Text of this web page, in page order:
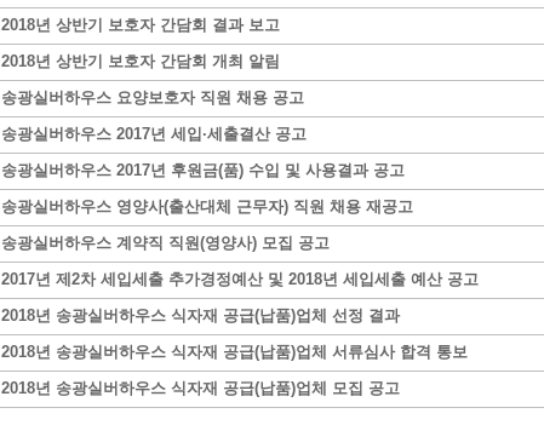
2018년 상반기 보호자 간담회 결과 보고
2018년 상반기 보호자 간담회 개최 알림
송광실버하우스 요양보호자 직원 채용 공고
송광실버하우스 2017년 세입·세출결산 공고
송광실버하우스 2017년 후원금(품) 수입 및 사용결과 공고
송광실버하우스 영양사(출산대체 근무자) 직원 채용 재공고
송광실버하우스 계약직 직원(영양사) 모집 공고
2017년 제2차 세입세출 추가경정예산 및 2018년 세입세출 예산 공고
2018년 송광실버하우스 식자재 공급(납품)업체 선정 결과
2018년 송광실버하우스 식자재 공급(납품)업체 서류심사 합격 통보
2018년 송광실버하우스 식자재 공급(납품)업체 모집 공고